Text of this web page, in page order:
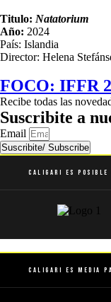
Titulo: Natatorium
Año: 2024
País: Islandia
Director: Helena
FOCO: IFFR
Recibe todas las
Suscribite a
Email
Suscribite/ Subscribe
Caligari es posible
Caligari es Media